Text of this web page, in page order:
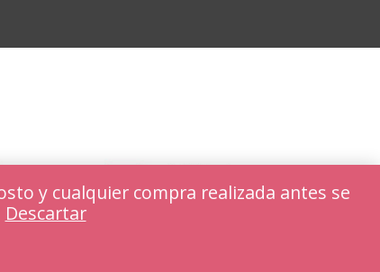
y cualquier compra realizada antes se
Descartar